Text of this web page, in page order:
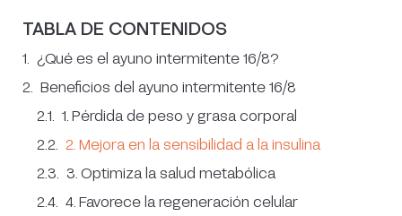
TABLA DE CONTENIDOS
¿Qué es el ayuno intermitente 16/8?
Beneficios del ayuno intermitente 16/8
1. Pérdida de peso y grasa corporal
2. Mejora en la sensibilidad a la insulina
3. Optimiza la salud metabólica
4. Favorece la regeneración celular